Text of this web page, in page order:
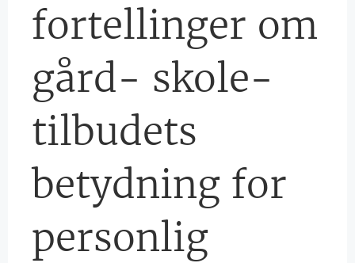
fortellinger om
gård- skole-
tilbudets
betydning for
personlig